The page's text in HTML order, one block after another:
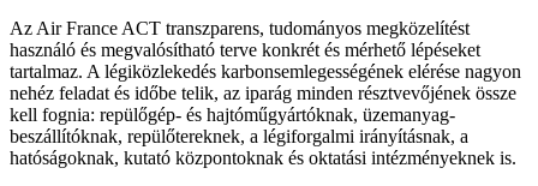
Az Air France ACT transzparens, tudományos megközelítést
használó és megvalósítható terve konkrét és mérhető lépéseket
tartalmaz. A légiközlekedés karbonsemlegességének elérése nagyon
nehéz feladat és időbe telik, az iparág minden résztvevőjének össze
kell fognia: repülőgép- és hajtóműgyártóknak, üzemanyag-
beszállítóknak, repülőtereknek, a légiforgalmi irányításnak, a
hatóságoknak, kutató központoknak és oktatási intézményeknek is.